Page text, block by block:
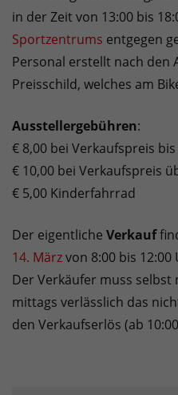
in der Zeit von 13:00 bis
Sportzentrums entgegen
Personal erstellt nach den
Preisschild, welches am
Ausstellergebühren:
€ 8,00 bei Verkaufspreis bis
€ 10,00 bei Verkaufspreis
€ 5,00 Kinderfahrrad
Der eigentliche Verkauf
14. Märzvon 8:00 bis
Der Verkäufer muss selbst
mittags verlässlich das
den Verkaufserlös (ab